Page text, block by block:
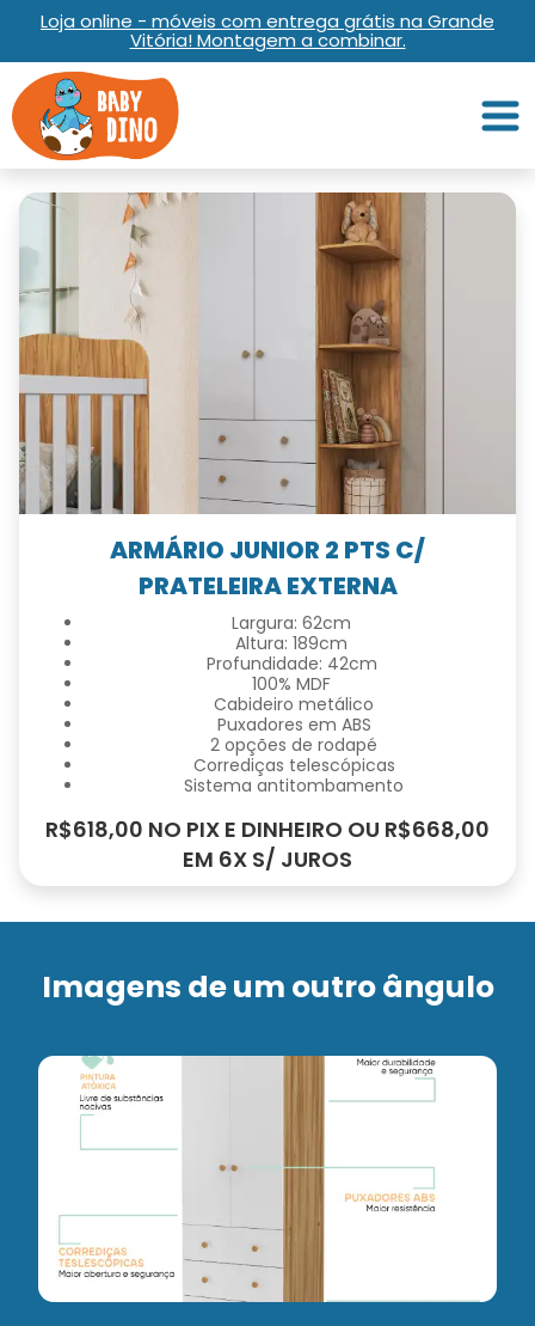
Loja online - móveis com entrega grátis na Grande
Vitória! Montagem a combinar.
ARMÁRIO JUNIOR 2 PTS C/
PRATELEIRA EXTERNA
Largura: 62cm
Altura: 189cm
Profundidade: 42cm
100% MDF
Cabideiro metálico
Puxadores em ABS
2 opções de rodapé
Corrediças telescópicas
Sistema antitombamento
R$618,00 NO PIX E DINHEIRO OU R$668,00
EM 6X S/ JUROS
Imagens de um outro ângulo